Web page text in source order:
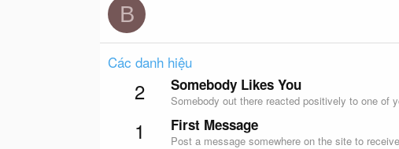
B
Các danh hiệu
2 Somebody Likes You
Somebody out there reacted positively to one of
1 First Message
Post a message somewhere on the site to